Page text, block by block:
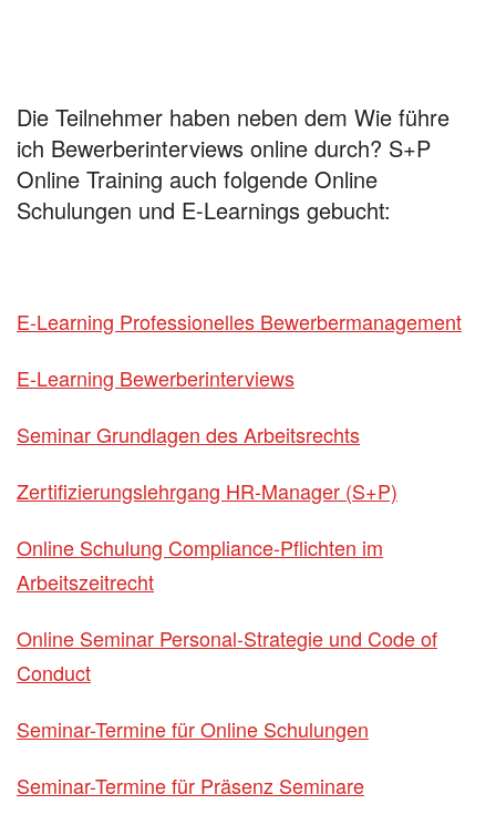
Die Teilnehmer haben neben dem Wie führe
ich Bewerberinterviews online durch? S+P
Online Training auch folgende Online
Schulungen und E-Learnings gebucht:
E-Learning Professionelles Bewerbermanagement
E-Learning Bewerberinterviews
Seminar Grundlagen des Arbeitsrechts
Zertifizierungslehrgang HR-Manager (S+P)
Online Schulung Compliance-Pflichten im
Arbeitszeitrecht
Online Seminar Personal-Strategie und Code of
Conduct
Seminar-Termine für Online Schulungen
Seminar-Termine für Präsenz Seminare